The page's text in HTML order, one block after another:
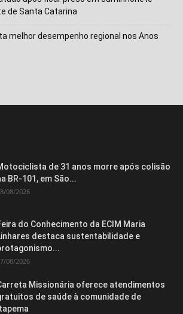
de Santa Catarina
melhor desempenho regional nos Anos
de 31 anos morre após colisão
BR-101, em São...
08/2026
do Conhecimento da ECIM Maria
destaca sustentabilidade e
08/2026
Missionária oferece atendimentos
de saúde à comunidade de
Itapema